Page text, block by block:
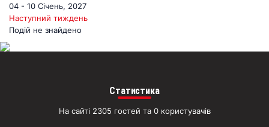
04 - 10 Січень, 2027
Наступний тиждень
Подій не знайдено
Статистика
На сайті 2305 гостей та 0 користувачів